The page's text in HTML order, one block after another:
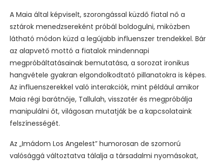
A Maia által képviselt, szorongással küzdő fiatal nő a
sztárok menedzsereként próbál boldogulni, miközben
látható módon küzd a legújabb influenszer trendekkel. Bár
az alapvető mottó a fiatalok mindennapi
megpróbáltatásainak bemutatása, a sorozat ironikus
hangvétele gyakran elgondolkodtató pillanatokra is képes.
Az influenszerekkel való interakciók, mint például amikor
Maia régi barátnője, Tallulah, visszatér és megpróbálja
manipulálni őt, világosan mutatják be a kapcsolataink
felszínességét.
Az „Imádom Los Angelest” humorosan de szomorú
valósággá változtatva tálalja a társadalmi nyomásokat,